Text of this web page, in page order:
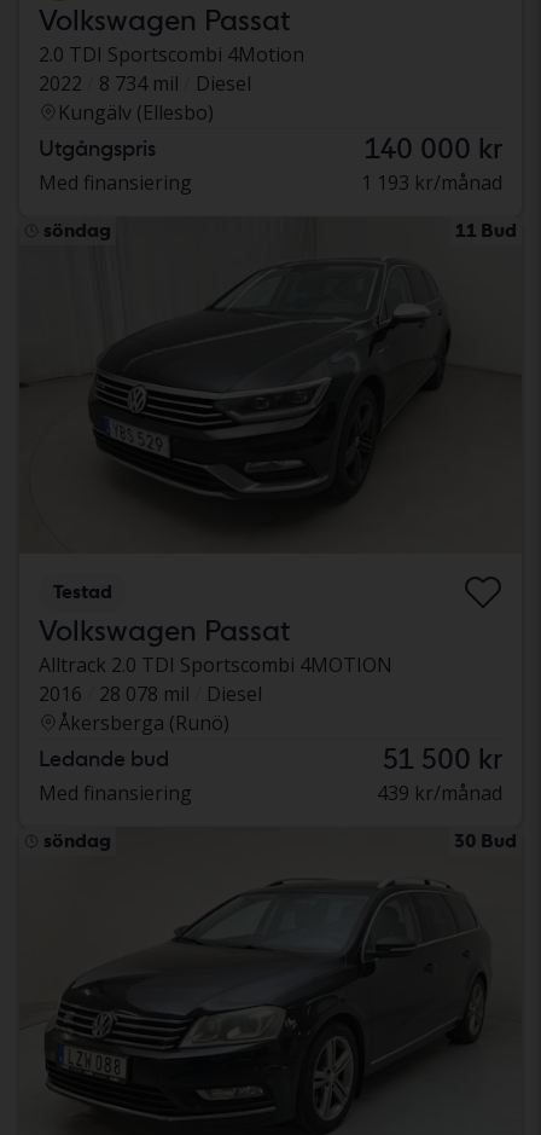
Volkswagen Passat
2.0 TDI Sportscombi 4Motion
2022
8 734 mil
Diesel
Kungälv (Ellesbo)
Utgångspris 140 000 kr
Med finansiering 1 193 kr/månad
söndag 11 Bud
Testad
Volkswagen Passat
Alltrack 2.0 TDI Sportscombi 4MOTION
2016
28 078 mil
Diesel
Åkersberga (Runö)
Ledande bud 51 500 kr
Med finansiering 439 kr/månad
söndag 30 Bud